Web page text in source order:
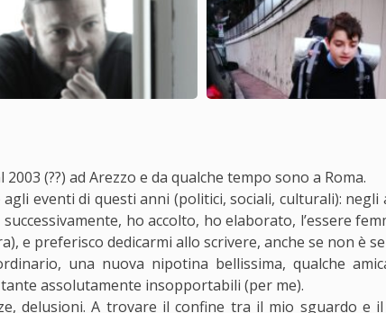
(??) ad Arezzo e da qualche tempo sono a Roma.
eventi di questi anni (politici, sociali, culturali): negli
ho accolto, ho elaborato, l’essere
e preferisco dedicarmi allo scrivere, anche se non è
una nuova nipotina bellissima, qualche
assolutamente insopportabili (per me).
delusioni. A trovare il confine tra il mio sguardo e